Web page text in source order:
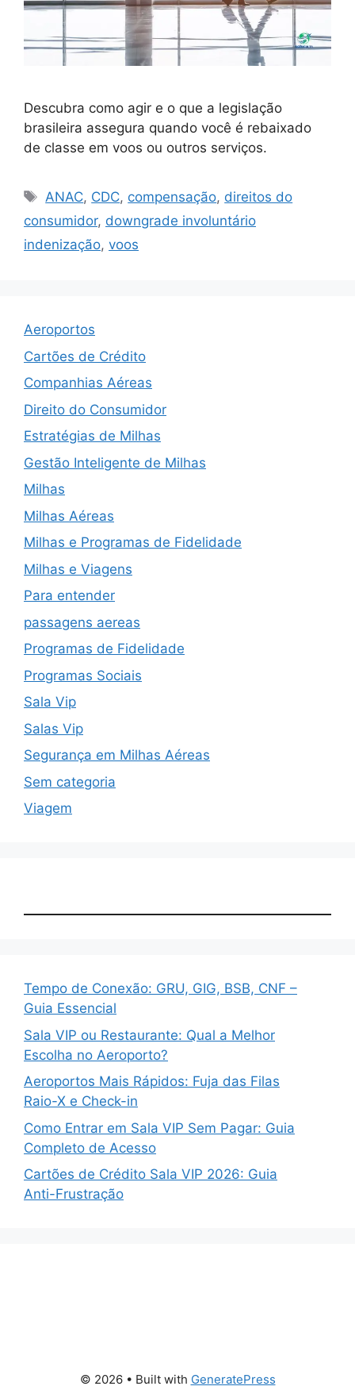
Descubra como agir e o que a legislação
brasileira assegura quando você é rebaixado
de classe em voos ou outros serviços.
Tags
ANAC, CDC, compensação, direitos do
consumidor, downgrade involuntário
indenização, voos
Aeroportos
Cartões de Crédito
Companhias Aéreas
Direito do Consumidor
Estratégias de Milhas
Gestão Inteligente de Milhas
Milhas
Milhas Aéreas
Milhas e Programas de Fidelidade
Milhas e Viagens
Para entender
passagens aereas
Programas de Fidelidade
Programas Sociais
Sala Vip
Salas Vip
Segurança em Milhas Aéreas
Sem categoria
Viagem
Tempo de Conexão: GRU, GIG, BSB, CNF –
Guia Essencial
Sala VIP ou Restaurante: Qual a Melhor
Escolha no Aeroporto?
Aeroportos Mais Rápidos: Fuja das Filas
Raio-X e Check-in
Como Entrar em Sala VIP Sem Pagar: Guia
Completo de Acesso
Cartões de Crédito Sala VIP 2026: Guia
Anti-Frustração
© 2026 • Built with GeneratePress